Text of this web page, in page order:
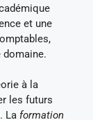
et une
domaine.
à la
les futurs
La formation